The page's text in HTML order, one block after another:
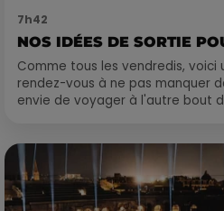
7h42
NOS IDÉES DE SORTIE
Comme tous les vendredis,
rendez-vous à ne pas manquer
envie de voyager à l'autre bout